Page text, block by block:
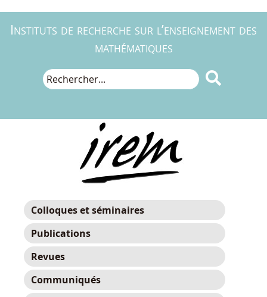
Instituts de recherche sur l’enseignement des
mathématiques

Colloques et séminaires
Publications
Revues
Communiqués